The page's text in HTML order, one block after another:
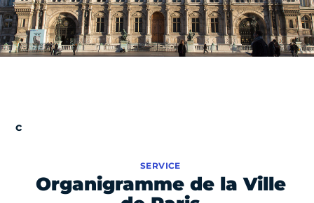
Organigramme de la Ville
SERVICE